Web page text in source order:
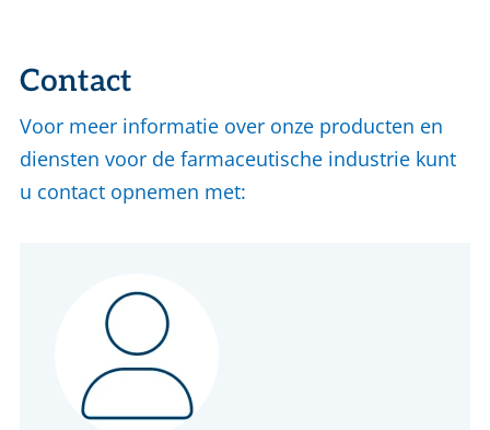
Contact
Voor meer informatie over onze producten en
diensten voor de farmaceutische industrie kunt
u contact opnemen met: